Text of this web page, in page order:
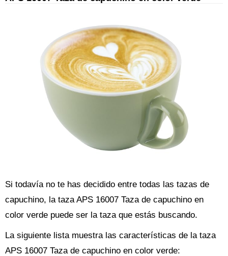
Si todavía no te has decidido entre todas las tazas de
capuchino, la taza APS 16007 Taza de capuchino en
color verde puede ser la taza que estás buscando.
La siguiente lista muestra las características de la taza
APS 16007 Taza de capuchino en color verde: